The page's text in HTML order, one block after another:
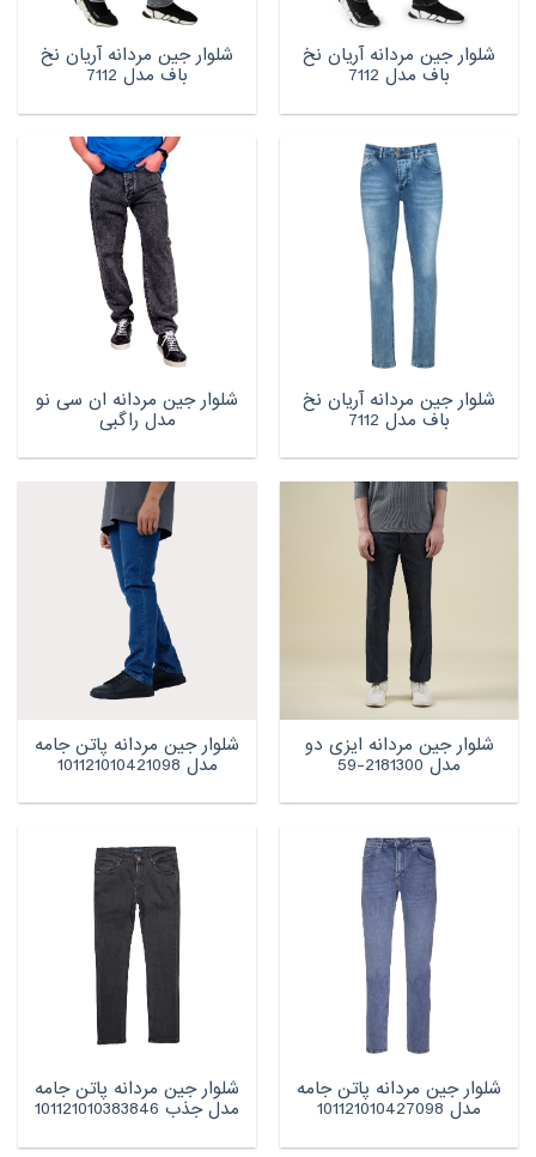
شلوار جین مردانه آریان نخ
باف مدل 7112
شلوار جین مردانه آریان نخ
باف مدل 7112
شلوار جین مردانه آریان نخ
باف مدل 7112
شلوار جین مردانه ان سی نو
مدل راگبی
شلوار جین مردانه ایزی دو
مدل 2181300-59
شلوار جین مردانه پاتن جامه
مدل 101121010421098
شلوار جین مردانه پاتن جامه
مدل 101121010427098
شلوار جین مردانه پاتن جامه
مدل جذب 101121010383846